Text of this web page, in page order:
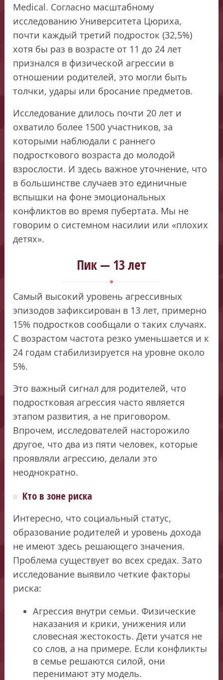
Medical. Согласно масштабному
исследованию Университета Цюриха,
почти каждый третий подросток (32,5%)
хотя бы раз в возрасте от 11 до 24 лет
признался в физической агрессии в
отношении родителей, это могли быть
толчки, удары или бросание предметов.
Исследование длилось почти 20 лет и
охватило более 1500 участников, за
которыми наблюдали с раннего
подросткового возраста до молодой
взрослости. И здесь важное уточнение, что
в большинстве случаев это единичные
вспышки на фоне эмоциональных
конфликтов во время пубертата. Мы не
говорим о системном насилии или «плохих
детях».
Пик — 13 лет
Самый высокий уровень агрессивных
эпизодов зафиксирован в 13 лет, примерно
15% подростков сообщали о таких случаях.
С возрастом частота резко уменьшается и к
24 годам стабилизируется на уровне около
5%.
Это важный сигнал для родителей, что
подростковая агрессия часто является
этапом развития, а не приговором.
Впрочем, исследователей насторожило
другое, что два из пяти человек, которые
проявляли агрессию, делали это
неоднократно.
Кто в зоне риска
Интересно, что социальный статус,
образование родителей и уровень дохода
не имеют здесь решающего значения.
Проблема существует во всех средах. Зато
исследование выявило четкие факторы
риска:
Агрессия внутри семьи. Физические
наказания и крики, унижения или
словесная жестокость. Дети учатся не
со слов, а на примере. Если конфликты
в семье решаются силой, они
перенимают эту модель.